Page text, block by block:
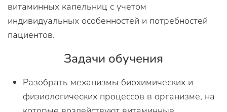
витаминных капельниц с учетом
индивидуальных особенностей и потребностей
пациентов.
Задачи обучения
Разобрать механизмы биохимических и
физиологических процессов в организме, на